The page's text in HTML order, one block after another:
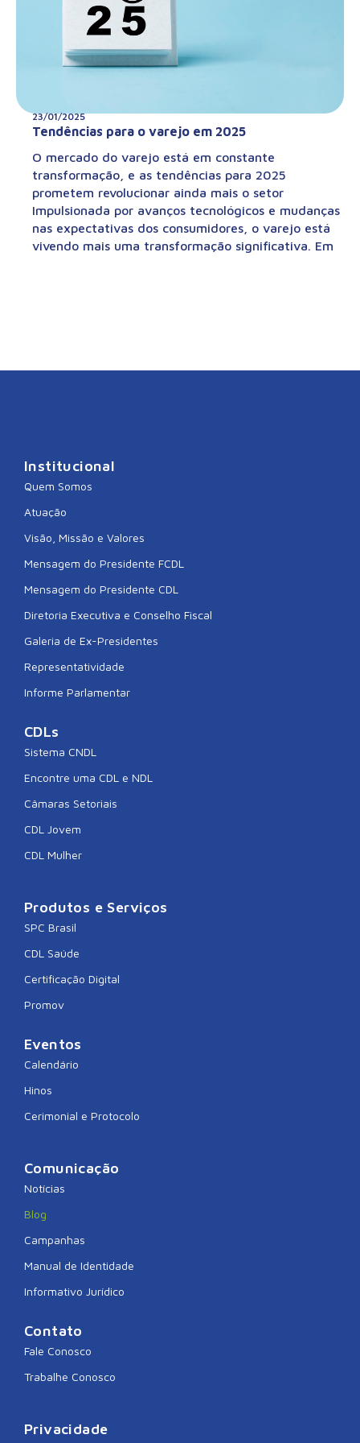
23/01/2025
Tendências para o varejo em 2025
O mercado do varejo está em constante
transformação, e as tendências para 2025
prometem revolucionar ainda mais o setor
Impulsionada por avanços tecnológicos e mudanças
nas expectativas dos consumidores, o varejo está
vivendo mais uma transformação significativa. Em
Institucional
Quem Somos
Atuação
Visão, Missão e Valores
Mensagem do Presidente FCDL
Mensagem do Presidente CDL
Diretoria Executiva e Conselho Fiscal
Galeria de Ex-Presidentes
Representatividade
Informe Parlamentar
CDLs
Sistema CNDL
Encontre uma CDL e NDL
Câmaras Setoriais
CDL Jovem
CDL Mulher
Produtos e Serviços
SPC Brasil
CDL Saúde
Certificação Digital
Promov
Eventos
Calendário
Hinos
Cerimonial e Protocolo
Comunicação
Notícias
Blog
Campanhas
Manual de Identidade
Informativo Jurídico
Contato
Fale Conosco
Trabalhe Conosco
Privacidade